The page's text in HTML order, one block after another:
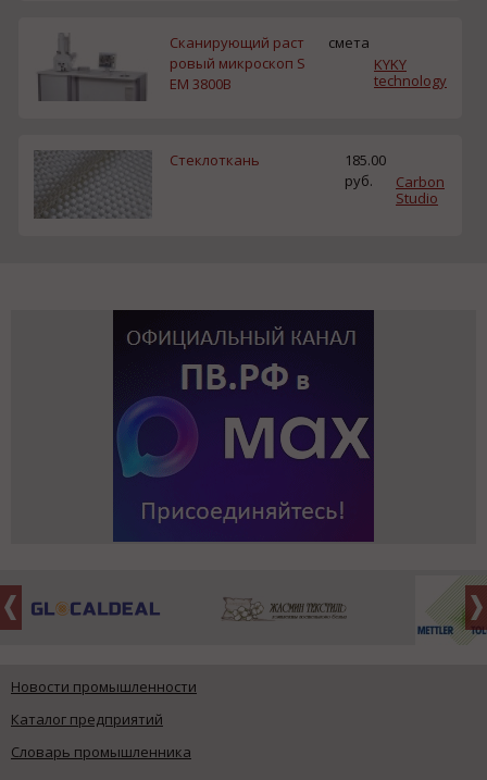
Cканирующий раст
ровый микроскоп S
EM 3800B
смета
KYKY
technology
Стеклоткань
185.00
руб.
Carbon
Studio
Новости промышленности
Каталог предприятий
Словарь промышленника